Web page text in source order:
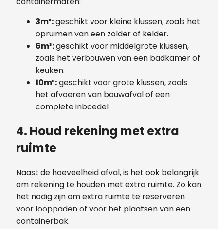
3m³:geschikt voor kleine klussen, zoals het
opruimen van een zolder of kelder.
6m³:geschikt voor middelgrote klussen,
zoals het verbouwen van een badkamer of
keuken.
10m³:geschikt voor grote klussen, zoals
het afvoeren van bouwafval of een
complete inboedel.
4. Houd rekening met extra
ruimte
Naast de hoeveelheid afval, is het ook belangrijk
om rekening te houden met extra ruimte. Zo kan
het nodig zijn om extra ruimte te reserveren
voor looppaden of voor het plaatsen van een
containerbak.